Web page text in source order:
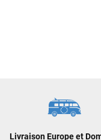
Livraison Europe et
le lendemain, et j’ai
propre et soigné.
professionnalisme et